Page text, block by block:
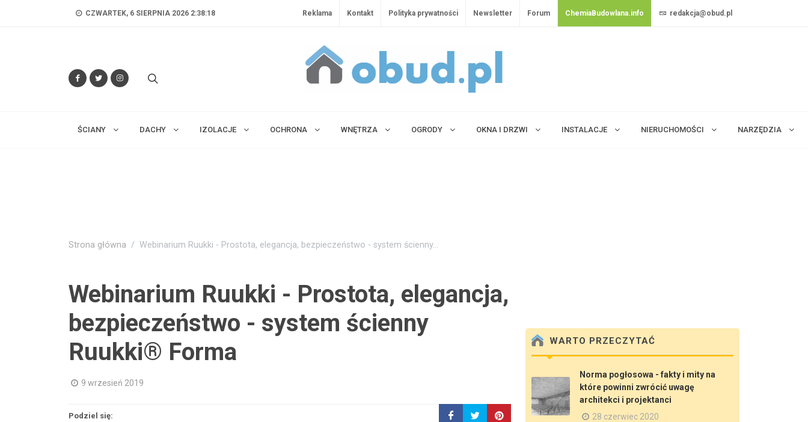
CZWARTEK, 6 SIERPNIA 2026 2:38:19 Reklama Kontakt Polityka prywatności Newsletter Forum ChemiaBudowlana.info redakcja@obud.pl
ŚCIANY DACHY IZOLACJE OCHRONA WNĘTRZA OGRODY OKNA I DRZWI INSTALACJE NIERUCHOMOŚCI NARZĘDZIA
Strona główna Webinarium Ruukki - Prostota, elegancja, bezpieczeństwo - system ścienny...
Webinarium Ruukki - Prostota, elegancja,
bezpieczeństwo - system ścienny
Ruukki® Forma
9 wrzesień 2019
Podziel się:
WARTO PRZECZYTAĆ
Norma pogłosowa - fakty i mity na
które powinni zwrócić uwagę
architekci i projektanci
28 czerwiec 2020